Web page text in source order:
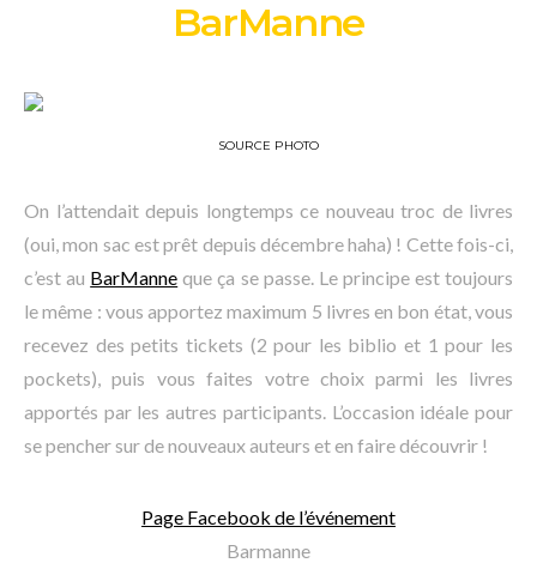
BarManne
SOURCE PHOTO
On l’attendait depuis longtemps ce nouveau troc de livres
(oui, mon sac est prêt depuis décembre haha) ! Cette fois-ci,
c’est au BarManne que ça se passe. Le principe est toujours
le même : vous apportez maximum 5 livres en bon état, vous
recevez des petits tickets (2 pour les biblio et 1 pour les
pockets), puis vous faites votre choix parmi les livres
apportés par les autres participants. L’occasion idéale pour
se pencher sur de nouveaux auteurs et en faire découvrir !
Page Facebook de l’événement
Barmanne